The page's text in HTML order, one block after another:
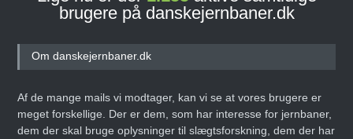
brugere på danskejernbaner.dk
Om danskejernbaner.dk
Af de mange mails vi modtager, kan vi se at vores brugere er
meget forskellige. Der er dem, som har interesse for jernbaner,
dem der skal bruge oplysninger til slægtsforskning, dem der har